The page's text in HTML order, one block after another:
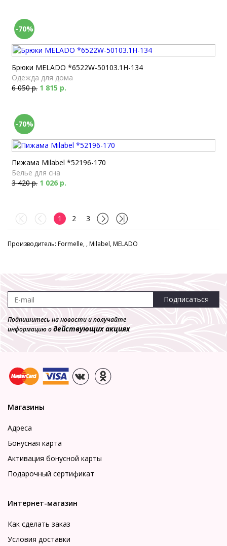
-70%
Брюки MELADO *6522W-50103.1H-134
Одежда для дома
6 050 р. 1 815 р.
-70%
Пижама Milabel *52196-170
Белье для сна
3 420 р. 1 026 р.
1 2 3
Производитель: Formelle, , Milabel, MELADO
Подписаться
Подпишитесь на новости и получайте
информацию одействующих акциях
Магазины
Адреса
Бонусная карта
Активация бонусной карты
Подарочный сертификат
Интернет-магазин
Как сделать заказ
Условия доставки